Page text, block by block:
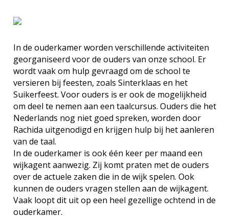
In de ouderkamer worden verschillende activiteiten
georganiseerd voor de ouders van onze school. Er
wordt vaak om hulp gevraagd om de school te
versieren bij feesten, zoals Sinterklaas en het
Suikerfeest. Voor ouders is er ook de mogelijkheid
om deel te nemen aan een taalcursus. Ouders die het
Nederlands nog niet goed spreken, worden door
Rachida uitgenodigd en krijgen hulp bij het aanleren
van de taal.
In de ouderkamer is ook één keer per maand een
wijkagent aanwezig. Zij komt praten met de ouders
over de actuele zaken die in de wijk spelen. Ook
kunnen de ouders vragen stellen aan de wijkagent.
Vaak loopt dit uit op een heel gezellige ochtend in de
ouderkamer.